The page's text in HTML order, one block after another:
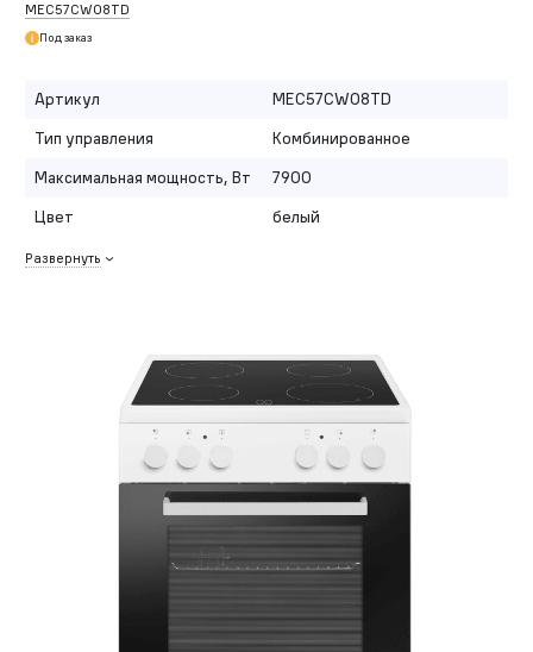
MEC57CW08TD
Под заказ
Артикул
MEC57CW08TD
Тип управления
Комбинированное
Максимальная мощность, Вт
7900
Цвет
белый
Развернуть